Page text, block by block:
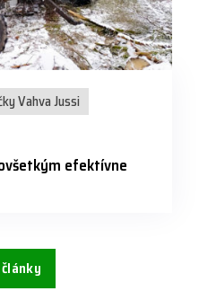
Vahva Jussi
efektívne